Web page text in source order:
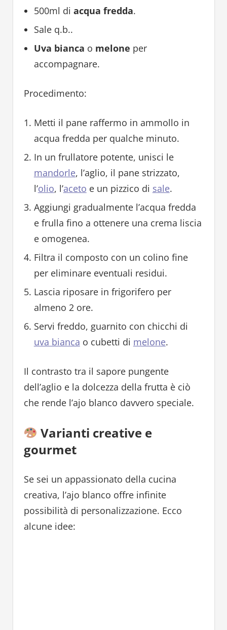
500ml di acqua fredda.
Sale q.b..
Uva bianca o melone per
accompagnare.
Procedimento:
Metti il pane raffermo in ammollo in
acqua fredda per qualche minuto.
In un frullatore potente, unisci le
mandorle, l’aglio, il pane strizzato,
l’olio, l’aceto e un pizzico di sale.
Aggiungi gradualmente l’acqua fredda
e frulla fino a ottenere una crema liscia
e omogenea.
Filtra il composto con un colino fine
per eliminare eventuali residui.
Lascia riposare in frigorifero per
almeno 2 ore.
Servi freddo, guarnito con chicchi di
uva bianca o cubetti di melone.
Il contrasto tra il sapore pungente
dell’aglio e la dolcezza della frutta è ciò
che rende l’ajo blanco davvero speciale.
Varianti creative e
gourmet
Se sei un appassionato della cucina
creativa, l’ajo blanco offre infinite
possibilità di personalizzazione. Ecco
alcune idee: